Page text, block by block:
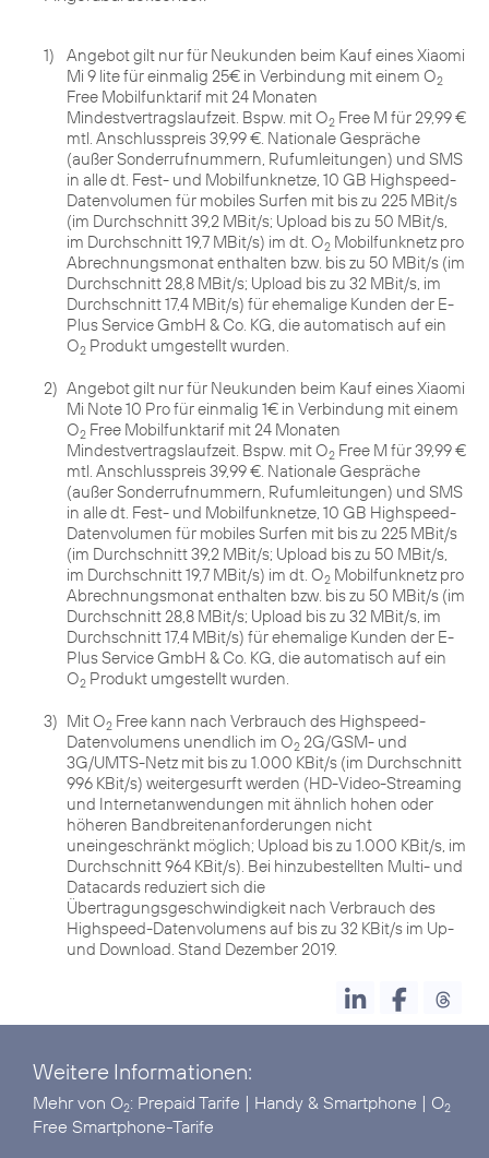
1)
Angebot gilt nur für Neukunden beim Kauf eines Xiaomi
Mi 9 lite für einmalig 25€ in Verbindung mit einem O2
Free Mobilfunktarif mit 24 Monaten
Mindestvertragslaufzeit. Bspw. mit O2 Free M für 29,99 €
mtl. Anschlusspreis 39,99 €. Nationale Gespräche
(außer Sonderrufnummern, Rufumleitungen) und SMS
in alle dt. Fest- und Mobilfunknetze, 10 GB Highspeed-
Datenvolumen für mobiles Surfen mit bis zu 225 MBit/s
(im Durchschnitt 39,2 MBit/s; Upload bis zu 50 MBit/s,
im Durchschnitt 19,7 MBit/s) im dt. O2 Mobilfunknetz pro
Abrechnungsmonat enthalten bzw. bis zu 50 MBit/s (im
Durchschnitt 28,8 MBit/s; Upload bis zu 32 MBit/s, im
Durchschnitt 17,4 MBit/s) für ehemalige Kunden der E-
Plus Service GmbH & Co. KG, die automatisch auf ein
O2 Produkt umgestellt wurden.
2) Angebot gilt nur für Neukunden beim Kauf eines Xiaomi
Mi Note 10 Pro für einmalig 1€ in Verbindung mit einem
O2 Free Mobilfunktarif mit 24 Monaten
Mindestvertragslaufzeit. Bspw. mit O2 Free M für 39,99 €
mtl. Anschlusspreis 39,99 €. Nationale Gespräche
(außer Sonderrufnummern, Rufumleitungen) und SMS
in alle dt. Fest- und Mobilfunknetze, 10 GB Highspeed-
Datenvolumen für mobiles Surfen mit bis zu 225 MBit/s
(im Durchschnitt 39,2 MBit/s; Upload bis zu 50 MBit/s,
im Durchschnitt 19,7 MBit/s) im dt. O2 Mobilfunknetz pro
Abrechnungsmonat enthalten bzw. bis zu 50 MBit/s (im
Durchschnitt 28,8 MBit/s; Upload bis zu 32 MBit/s, im
Durchschnitt 17,4 MBit/s) für ehemalige Kunden der E-
Plus Service GmbH & Co. KG, die automatisch auf ein
O2 Produkt umgestellt wurden.
3) Mit O2 Free kann nach Verbrauch des Highspeed-
Datenvolumens unendlich im O2 2G/GSM- und
3G/UMTS-Netz mit bis zu 1.000 KBit/s (im Durchschnitt
996 KBit/s) weitergesurft werden (HD-Video-Streaming
und Internetanwendungen mit ähnlich hohen oder
höheren Bandbreitenanforderungen nicht
uneingeschränkt möglich; Upload bis zu 1.000 KBit/s, im
Durchschnitt 964 KBit/s). Bei hinzubestellten Multi- und
Datacards reduziert sich die
Übertragungsgeschwindigkeit nach Verbrauch des
Highspeed-Datenvolumens auf bis zu 32 KBit/s im Up-
und Download. Stand Dezember 2019.
Weitere Informationen:
Mehr von O2: Prepaid Tarife | Handy & Smartphone | O2
Free Smartphone-Tarife